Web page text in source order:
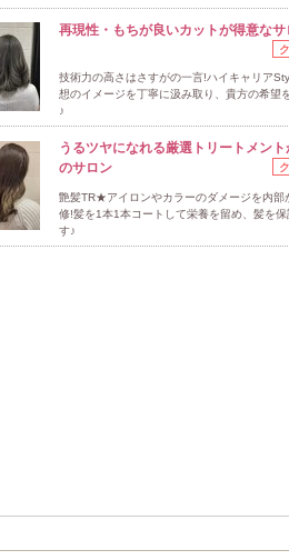
再現性・もちが良いカットが得意なサ
技術力の高さはさすがの一言!ハイキャリア
想のイメージを丁寧に汲み取り、貴方の希望
♪
うるツヤになれる厳選トリートメント
のサロン
艶髪TR★アイロンやカラーのダメージを内部
修!髪を1本1本コートして栄養を留め、髪を保
す♪